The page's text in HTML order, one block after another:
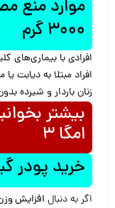
موارد منع
3000 گرم
افرادی با
افراد مبتلا به دیابت
زنان باردار و شیرده
بیشتر
امگا ۳
خرید پودر گینر
اگر به دنبال افزایش